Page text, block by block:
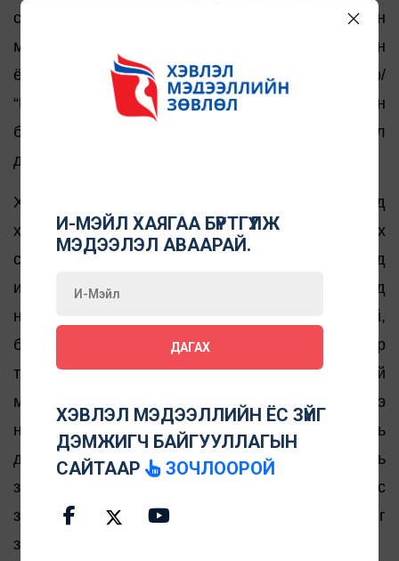
сайтад мөн гомдол ирүүлсэн. Eguur.mn сайтын
мэдээллээс ялгаатай нь Tovch.mn сайт албан
ёсны сошиал хуудсуудаараа /фэйсбүүк, твиттер/
“Продакшнууд vs Хамтлаг, дуучид, уран
бүтээлчид…” гэх гарчигтай зурган мэдээлэл
дамжуулсан байв.
Хороо уг гомдлыг хэлэлцээд редакц бусад
хэвлэл мэдээллийн хэрэгслийг баталгаатай эх
сурвалж гэж үзэх нь учир дутагдалтай бөгөөд
ийм тохиолдолд тухайн мэдээлэл нь үнэнд
нийцсэн эсэхийг нягтлан шалгах нь зүйтэй,
баталгаагүй мэдээллийг баталгаатай мэтээр
түгээсэн, байгууллагуудын нэр хүндэд халтай
мэдээлэл түгээж байгаа учир мэдээллээ
нийтлэхээсээ өмнө нягтлах үүднээс нэр нь
дурдагдаж буй байгууллагуудаас тодруулах нь
зүйтэй байсан гэж үзээд “Хэвлэл мэдээллийн ёс
зүйн зарчим”-ын
1.1, 1.2, 1.6, 1.8
дахь заалтуудыг
зөрчсөн хэмээн дүгнэсэн.
И-МЭЙЛ ХАЯГАА БҮРТГҮҮЛЖ
МЭДЭЭЛЭЛ АВААРАЙ.
ДАГАХ
ХЭВЛЭЛ МЭДЭЭЛЛИЙН ЁС ЗҮЙГ
ДЭМЖИГЧ БАЙГУУЛЛАГЫН
САЙТААР
ЗОЧЛООРОЙ